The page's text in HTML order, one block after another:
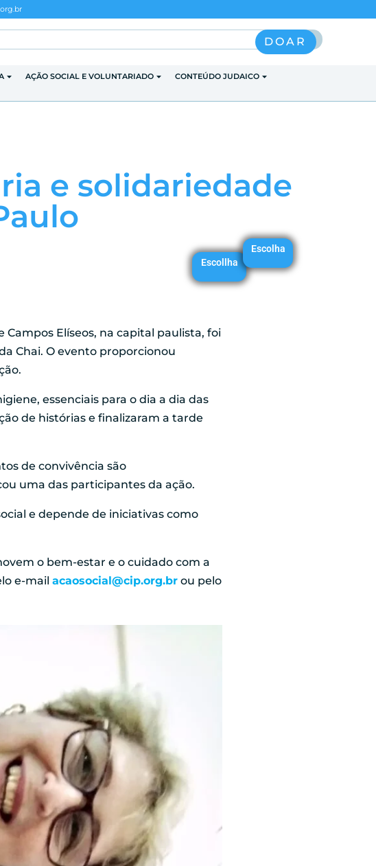
Pesquisar
DOAR
AÇÃO SOCIAL E VOLUNTARIADO
CONTEÚDO JUDAICO
e solidariedade
Escollha
Escolha
Elíseos, na capital paulista, foi
Chai. O evento proporcionou
essenciais para o dia a dia das
de histórias e finalizaram a tarde
de convivência são
uma das participantes da ação.
e depende de iniciativas como
o bem-estar e o cuidado com a
e-mail acaosocial@cip.org.br ou pelo